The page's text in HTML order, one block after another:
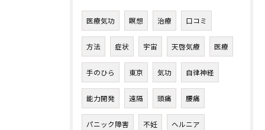
医療気功 瞑想 治療 口コミ
方法 症状 宇宙 天啓気療 医療
手のひら 東京 気功 自律神経
能力開発 遠隔 頭痛 腰痛
パニック障害 不妊 ヘルニア